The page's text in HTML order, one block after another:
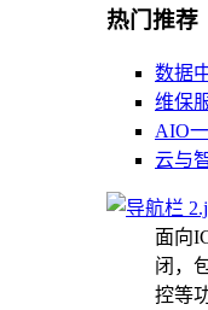
热门推荐
数据
维保
AIO
云与
面向
闭，
控等